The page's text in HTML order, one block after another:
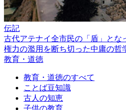
伝記
古代アテナイ全市民の「盾」と
権力の濫用を断ち切った中庸の哲
教育・道徳
教育・道徳のすべて
ことば豆知識
古人の知恵
子供の教育